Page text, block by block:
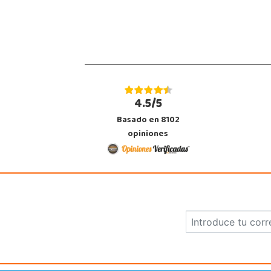
Juguetilandia Leganés
Parque comercial Plaza Nueva, Avenida Puerta del Sol 2, mediana 2-A
Localizar Tienda
POCAS UNIDADES
C/ Victor Garrigos, nº 15, Parque Comercial Thader
4.5/5
Basado en 8102
opiniones